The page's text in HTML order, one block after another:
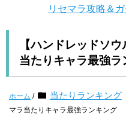
リセマラ攻略＆
【ハンドレッドソ
当たりキャラ最強ラ
ホーム / 当たりランキング
マラ当たりキャラ最強ランキング